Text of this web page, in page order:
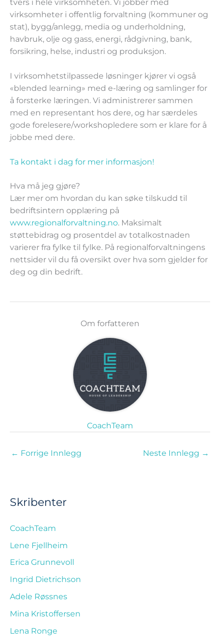
tvers i hele virksomheten. Vi jobber med
virksomheter i offentlig forvaltning (kommuner og
stat), bygg/anlegg, media og underholdning,
havbruk, olje og gass, energi, rådgivning, bank,
forsikring, helse, industri og produksjon.
I virksomhetstilpassede løsninger kjører vi også
«blended learning» med e-læring og samlinger for
å forsterke læringen. Vi administrerer sammen
med en representant hos dere, og har særdeles
gode forelesere/workshopledere som er klare for å
jobbe med dere.
Ta kontakt i dag for mer informasjon!
Hva må jeg gjøre?
Lær mer om hvordan du kan søke tilskudd til
bedriftsintern opplæring på
www.regionalforvaltning.no. Maksimalt
støttebidrag og prosentdel av totalkostnaden
varierer fra fylke til fylke. På regionalforvaltningens
nettsider vil du få oversikt over hva som gjelder for
deg og din bedrift.
Om forfatteren
CoachTeam
← Forrige Innlegg Neste Innlegg →
Skribenter
CoachTeam
Lene Fjellheim
Erica Grunnevoll
Ingrid Dietrichson
Adele Røssnes
Mina Kristoffersen
Lena Ronge